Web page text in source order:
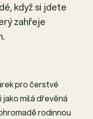
když si jdete
zahřeje
pro čerstvé
milá dřevěná
rodinnou